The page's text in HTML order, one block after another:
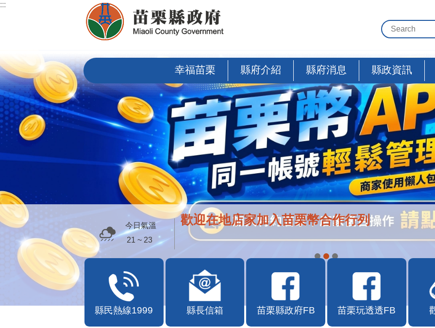
跳到主要內容區塊
:::
幸福苗栗 縣府介紹 縣府消息 縣政資訊
歡迎在地店家加入苗栗幣合作行列
今日氣溫
21 ~ 23
縣民熱線1999 縣長信箱 苗栗縣政府FB 苗栗玩透透FB